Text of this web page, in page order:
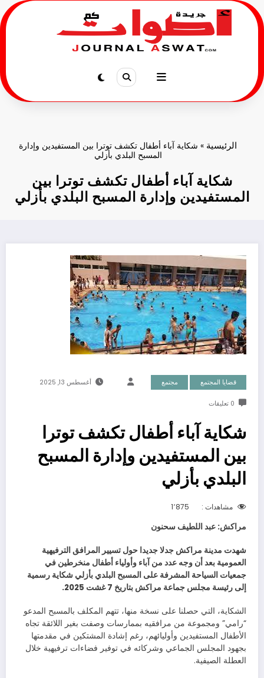
التجاوز
إلى
المحتوى
الرئيسية » شكاية آباء أطفال تكشف توترا بين المستفيدين وإدارة
المسبح البلدي بأزلي
شكاية آباء أطفال تكشف توترا بين
المستفيدين وإدارة المسبح البلدي بأزلي
قضايا المجتمع مجتمع أغسطس 13, 2025
0 تعليقات
شكاية آباء أطفال تكشف توترا
بين المستفيدين وإدارة المسبح
البلدي بأزلي
مشاهدات : 1٬875
مراكش: عبد اللطيف سحنون
شهدت مدينة مراكش جدلا جديدا حول تسيير المرافق الترفيهية
العمومية بعد أن وجه عدد من آباء وأولياء أطفال منخرطين في
جمعيات السياحة المشرفة على المسبح البلدي بأزلي شكاية رسمية
إلى رئيسة مجلس جماعة مراكش بتاريخ 7 غشت 2025.
الشكاية، التي حصلنا على نسخة منها، تتهم المكلف بالمسبح المدعو
“رامي” ومجموعة من مرافقيه بممارسات وصفت بغير اللائقة تجاه
الأطفال المستفيدين وأوليائهم، رغم إشادة المشتكين في مقدمتها
بجهود المجلس الجماعي وشركائه في توفير فضاءات ترفيهية خلال
العطلة الصيفية.